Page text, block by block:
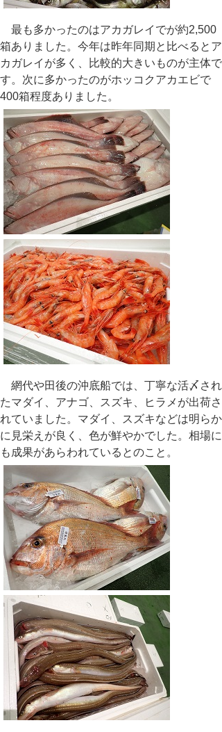
最も多かったのはアカガレイでが約2,500
箱ありました。今年は昨年同期と比べるとア
カガレイが多く、比較的大きいものが主体で
す。次に多かったのがホッコクアカエビで
400箱程度ありました。
網代や田後の沖底船では、丁寧な活〆され
たマダイ、アナゴ、スズキ、ヒラメが出荷さ
れていました。マダイ、スズキなどは明らか
に見栄えが良く、色が鮮やかでした。相場に
も成果があらわれているとのこと。